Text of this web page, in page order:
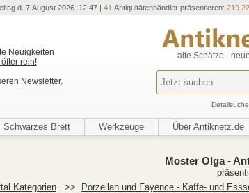
d. 7 August 2026 12:47 | 41 Antiquitätenhändler präsentieren:
Neuigkeiten
rein!
Newsletter.
alte Schätze -
Detailsuche
Schwarzes Brett Werkzeuge Über Antiknetz.de
Moster Olga -
Kategorien >> Porzellan und Fayence - Kaffe- und